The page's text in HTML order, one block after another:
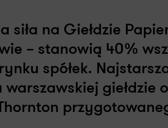
siła na Giełdzie
– stanowią 40%
spółek.
giełdzie